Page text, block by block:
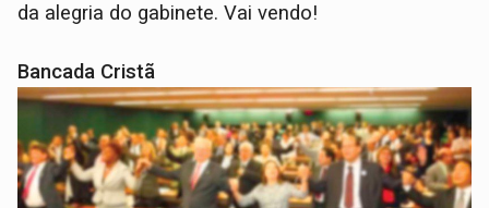
da alegria do gabinete. Vai vendo!
Bancada Cristã